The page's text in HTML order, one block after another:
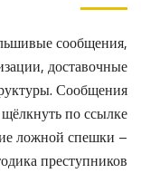
сообщения,
доставочные
Сообщения
по ссылке
ложной спешки –
преступников.